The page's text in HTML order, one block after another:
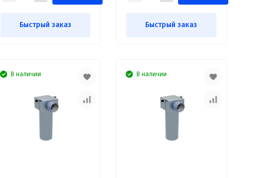
Быстрый заказ Быстрый заказ
В наличии В наличии